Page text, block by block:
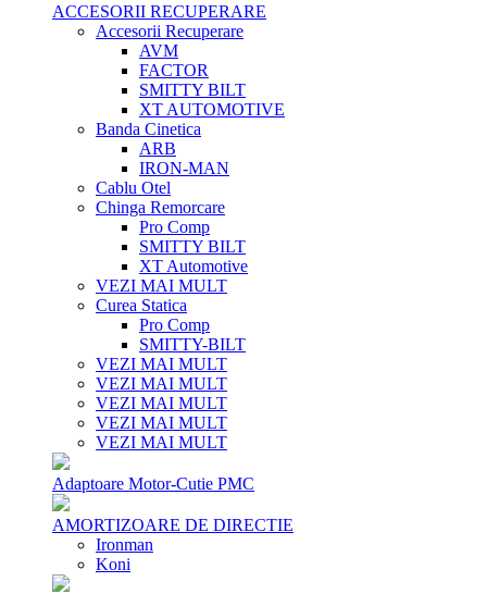
ACCESORII RECUPERARE
Accesorii Recuperare
AVM
FACTOR
SMITTY BILT
XT AUTOMOTIVE
Banda Cinetica
ARB
IRON-MAN
Cablu Otel
Chinga Remorcare
Pro Comp
SMITTY BILT
XT Automotive
VEZI MAI MULT
Curea Statica
Pro Comp
SMITTY-BILT
VEZI MAI MULT
VEZI MAI MULT
VEZI MAI MULT
VEZI MAI MULT
VEZI MAI MULT
Adaptoare Motor-Cutie PMC
AMORTIZOARE DE DIRECTIE
Ironman
Koni